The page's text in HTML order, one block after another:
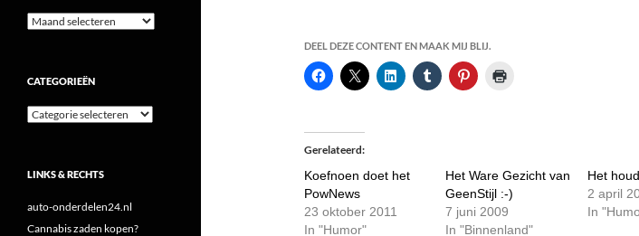
DEEL DEZE CONTENT EN MAAK MIJ BLIJ.
Gerelateerd
Koefnoen doet het
PowNews
23 oktober 2011
In "Humor"
Het Ware Gezicht van
GeenStijl :-)
7 juni 2009
In "Binnenland"
Het
2 april
In
Archieven
CATEGORIEËN
Categorieën
LINKS & RECHTS
auto-onderdelen24.nl
Cannabis zaden kopen?